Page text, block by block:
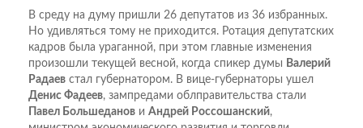
В среду на думу пришли 26 депутатов из 36 избранных.
Но удивляться тому не приходится. Ротация депутатских
кадров была ураганной, при этом главные изменения
произошли текущей весной, когда спикер думы Валерий
Радаев стал губернатором. В вице-губернаторы ушел
Денис Фадеев, зампредами облправительства стали
Павел Большеданов и Андрей Россошанский,